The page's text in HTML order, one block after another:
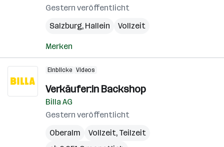
Gestern veröffentlicht
Salzburg, Hallein Vollzeit
Merken
Einblicke Videos
Verkäufer:in Backshop
Billa AG
Gestern veröffentlicht
Oberalm
Vollzeit, Teilzeit